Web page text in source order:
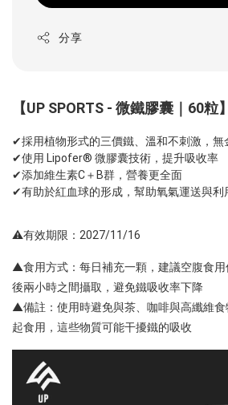
分享
【UP SPORTS - 微鐵膠囊｜60粒】
✔採用植物形式的三價鐵、溫和不刺激，無
✔使用 Lipofer® 微膠囊技術，提升吸收率
✔添加維生素C＋B群，營養更全面
✔有助於紅血球的形成，幫助氧氣運送與利
⚠️有效期限：2027/11/16
▲食用方式：每日補充一顆，建議空腹食
後兩小時之間攝取，避免鐵吸收率下降
▲備註：使用時避免與茶、咖啡與高纖維
起食用，這些物質可能干擾鐵的吸收